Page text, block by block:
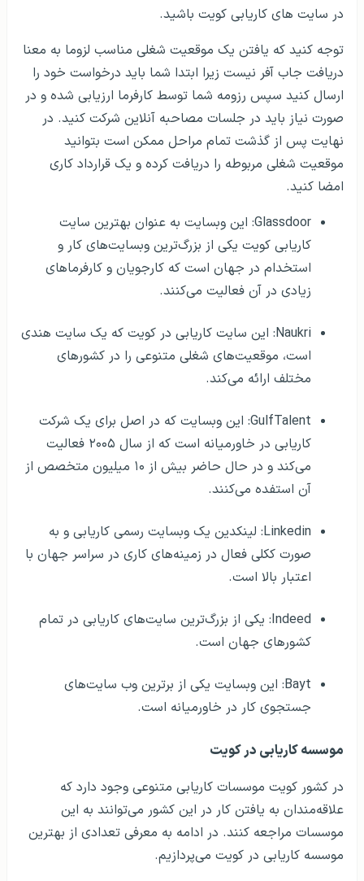
در سایت های کاریابی کویت باشید.
توجه کنید که یافتن یک موقعیت شغلی مناسب لزوما به معنا
دریافت جاب آفر نیست زیرا ابتدا شما باید درخواست خود را
ارسال کنید سپس رزومه شما توسط کارفرما ارزیابی شده و در
صورت نیاز باید در جلسات مصاحبه آنلاین شرکت کنید. در
نهایت پس از گذشت تمام مراحل ممکن است بتوانید
موقعیت شغلی مربوطه را دریافت کرده و یک قرارداد کاری
امضا کنید.
Glassdoor: این وبسایت به عنوان بهترین سایت
کاریابی کویت یکی از بزرگ‌ترین وبسایت‌های کار و
استخدام در جهان است که کارجویان و کارفرماهای
زیادی در آن فعالیت می‌کنند.
Naukri: این سایت کاریابی در کویت که یک سایت هندی
است، موقعیت‌های شغلی متنوعی را در کشورهای
مختلف ارائه می‌کند.
GulfTalent: این وبسایت که در اصل برای یک شرکت
کاریابی در خاورمیانه است که از سال ۲۰۰۵ فعالیت
می‌کند و در حال حاضر بیش از ۱۰ میلیون متخصص از
آن استفده می‌کنند.
Linkedin: لینکدین یک وبسایت رسمی کاریابی و به
صورت ککلی فعال در زمینه‌های کاری در سراسر جهان با
اعتبار بالا است.
Indeed: یکی از بزرگ‌ترین سایت‌های کاریابی در تمام
کشورهای جهان است.
Bayt: این وبسایت یکی از برترین وب سایت‌های
جستجوی کار در خاورمیانه است.
موسسه کاریابی در کویت
در کشور کویت موسسات کاریابی متنوعی وجود دارد که
علاقه‌مندان به یافتن کار در این کشور می‌توانند به این
موسسات مراجعه کنند. در ادامه به معرفی تعدادی از بهترین
موسسه کاریابی در کویت می‌پردازیم.